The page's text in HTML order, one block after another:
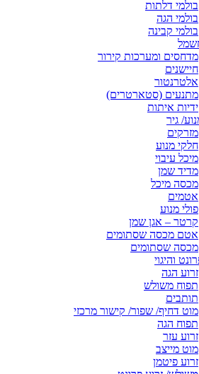
בולמי דלתות
בולמי הגה
בולמי קבינה
מדחסים ומערכות קירור
חיישנים
אלטרנטור
מתנעים (סטארטרים)
ידיות איתות
גיר
מזרקים
חלקי מנוע
מיכל עיבוי
מדיד שמן
מכסה מיכל
אטמים
פולי מנוע
קרטר – אגן שמן
אטם מכסה שסתומים
מכסה שסתומים
והיגוי
זרוע הגה
תפוח משולש
תותבים
מוט דחיף/ שפור/ קישור מרכזי
תפוח הגה
זרוע עזר
מוט מייצב
זרוע פיטמן